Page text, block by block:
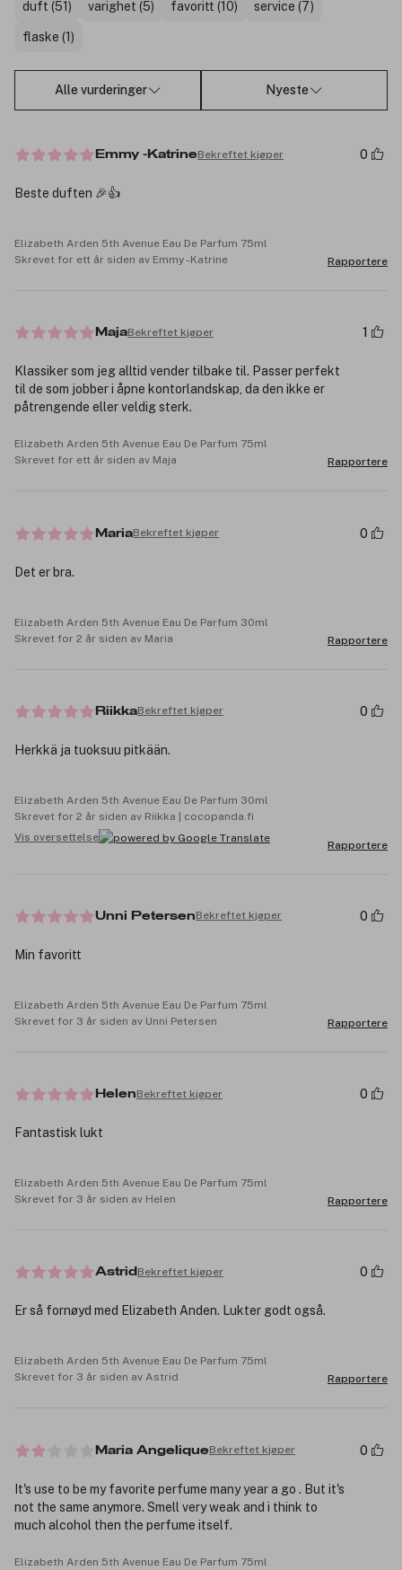
duft (51) varighet (5) favoritt (10) service (7)
flaske (1)
Alle vurderinger Nyeste
Emmy -KatrineBekreftet kjøper 0
Beste duften 🎉👍
Elizabeth Arden 5th Avenue Eau De Parfum 75ml
Skrevet for ett år siden av Emmy -Katrine
Rapportere
MajaBekreftet kjøper 1
Klassiker som jeg alltid vender tilbake til. Passer perfekt
til de som jobber i åpne kontorlandskap, da den ikke er
påtrengende eller veldig sterk.
Elizabeth Arden 5th Avenue Eau De Parfum 75ml
Skrevet for ett år siden av Maja
Rapportere
MariaBekreftet kjøper 0
Det er bra.
Elizabeth Arden 5th Avenue Eau De Parfum 30ml
Skrevet for 2 år siden av Maria
Rapportere
RiikkaBekreftet kjøper 0
Herkkä ja tuoksuu pitkään.
Elizabeth Arden 5th Avenue Eau De Parfum 30ml
Skrevet for 2 år siden av Riikka | cocopanda.fi
Vis oversettelse
Rapportere
Unni PetersenBekreftet kjøper 0
Min favoritt
Elizabeth Arden 5th Avenue Eau De Parfum 75ml
Skrevet for 3 år siden av Unni Petersen
Rapportere
HelenBekreftet kjøper 0
Fantastisk lukt
Elizabeth Arden 5th Avenue Eau De Parfum 75ml
Skrevet for 3 år siden av Helen
Rapportere
Astrid Bekreftet kjøper 0
Er så fornøyd med Elizabeth Anden. Lukter godt også.
Elizabeth Arden 5th Avenue Eau De Parfum 75ml
Skrevet for 3 år siden av Astrid
Rapportere
Maria AngeliqueBekreftet kjøper 0
It's use to be my favorite perfume many year a go . But it's
not the same anymore. Smell very weak and i think to
much alcohol then the perfume itself.
Elizabeth Arden 5th Avenue Eau De Parfum 75ml